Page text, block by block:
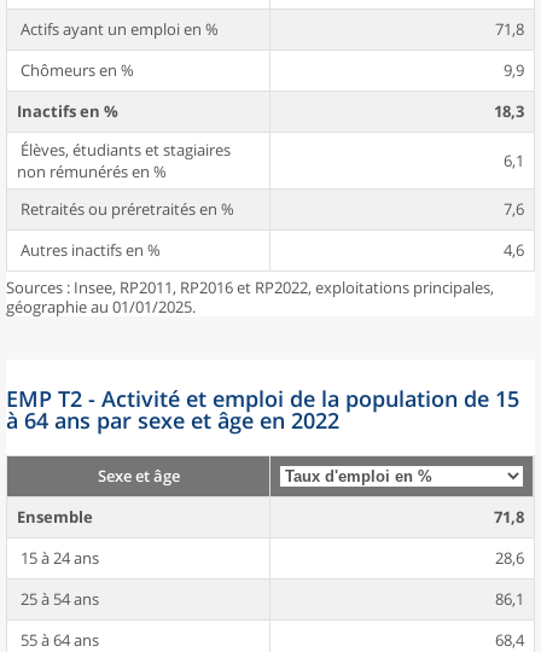
Actifs ayant un emploi en %
71,8
Chômeurs en %
9,9
Inactifs en %
18,3
Élèves, étudiants et stagiaires
non rémunérés en %
6,1
Retraités ou préretraités en %
7,6
Autres inactifs en %
4,6
Sources : Insee, RP2011, RP2016 et RP2022, exploitations principales,
géographie au 01/01/2025.
EMP T2 - Activité et emploi de la population de 15
à 64 ans par sexe et âge en 2022
Sexe et âge
Ensemble
71,8
15 à 24 ans
28,6
25 à 54 ans
86,1
55 à 64 ans
68,4